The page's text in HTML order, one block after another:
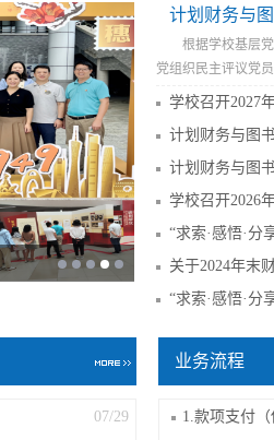
计划财务与
根据学校基层
党组织民主评议党
学校召开2027
学校召开2026
关于2024年末
07/29
业务流程